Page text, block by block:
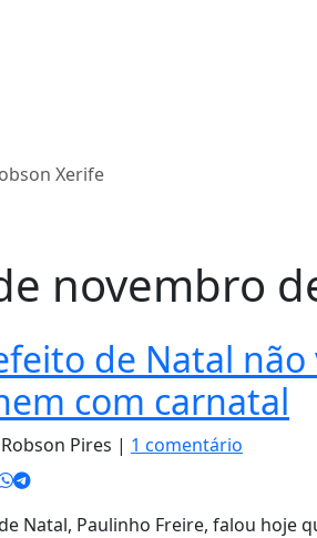
Xerife
novembro
de Natal
com carnatal
Pires | 1 comentário
Natal, Paulinho Freire, falou hoje